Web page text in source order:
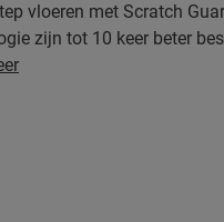
vloeren met Scratch
zijn tot 10 keer beter
dan vloeren zonder Scratch